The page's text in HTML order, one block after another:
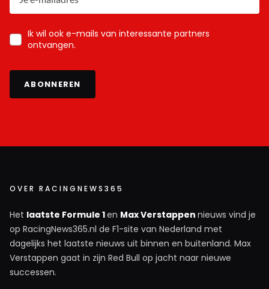
Ik wil ook e-mails van interessante partners
ontvangen.
ABONNEREN
OVER RACINGNEWS365
Het laatste Formule 1en Max Verstappen nieuws vind je
op RacingNews365.nl de F1-site van Nederland met
dagelijks het laatste nieuws uit binnen en buitenland. Max
Verstappen gaat in zijn Red Bull op jacht naar nieuwe
successen.